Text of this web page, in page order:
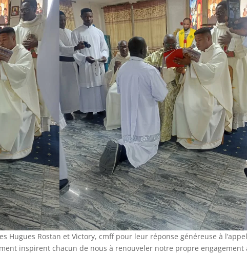
Hugues Rostan et Victory, cmff pour leur réponse généreuse à
inspirent chacun de nous à renouveler notre propre engagement